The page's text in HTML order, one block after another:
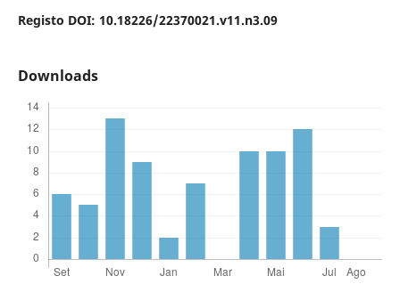
Registo DOI: 10.18226/22370021.v11.n3.09
Downloads